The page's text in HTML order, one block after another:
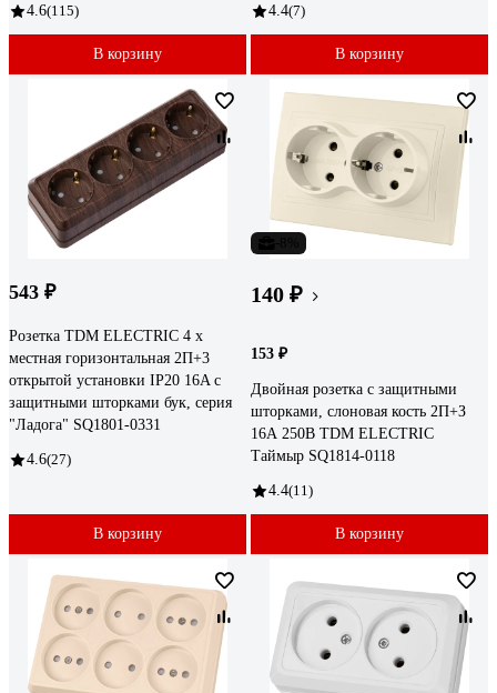
4.6(115)
В корзину
4.4(7)
В корзину
543 ₽
Розетка TDM ELECTRIC 4 х
местная горизонтальная 2П+3
открытой установки IP20 16A с
защитными шторками бук, серия
"Ладога" SQ1801-0331
4.6(27)
В корзину
140 ₽
153 ₽
Двойная розетка с защитными
шторками, слоновая кость 2П+З
16А 250В TDM ELECTRIC
Таймыр SQ1814-0118
4.4(11)
В корзину